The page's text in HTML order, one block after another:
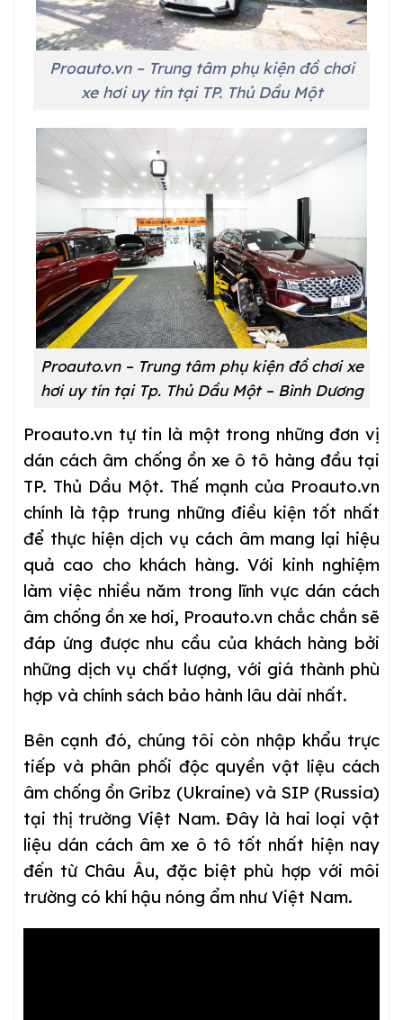
Proauto.vn – Trung tâm phụ kiện đồ chơi
xe hơi uy tín tại TP. Thủ Dầu Một
Proauto.vn – Trung tâm phụ kiện đồ chơi xe
hơi uy tín tại Tp. Thủ Dầu Một – Bình Dương
Proauto.vn tự tin là một trong những đơn vị
dán cách âm chống ồn xe ô tô hàng đầu tại
TP. Thủ Dầu Một. Thế mạnh của Proauto.vn
chính là tập trung những điều kiện tốt nhất
để thực hiện dịch vụ cách âm mang lại hiệu
quả cao cho khách hàng. Với kinh nghiệm
làm việc nhiều năm trong lĩnh vực dán cách
âm chống ồn xe hơi, Proauto.vn chắc chắn sẽ
đáp ứng được nhu cầu của khách hàng bởi
những dịch vụ chất lượng, với giá thành phù
hợp và chính sách bảo hành lâu dài nhất.
Bên cạnh đó, chúng tôi còn nhập khẩu trực
tiếp và phân phối độc quyền vật liệu cách
âm chống ồn Gribz (Ukraine) và SIP (Russia)
tại thị trường Việt Nam. Đây là hai loại vật
liệu dán cách âm xe ô tô tốt nhất hiện nay
đến từ Châu Âu, đặc biệt phù hợp với môi
trường có khí hậu nóng ẩm như Việt Nam.